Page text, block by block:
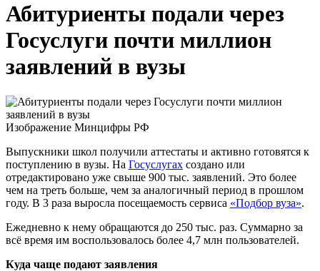
Абитуриенты подали через
Госуслуги почти миллион
заявлений в вузы
Изображение Минцифры РФ
Выпускники школ получили аттестаты и активно готовятся к
поступлению в вузы. На Госуслугах создано или
отредактировано уже свыше 900 тыс. заявлений. Это более
чем на треть больше, чем за аналогичный период в прошлом
году. В 3 раза выросла посещаемость сервиса «Подбор вуза».
Ежедневно к нему обращаются до 250 тыс. раз. Суммарно за
всё время им воспользовалось более 4,7 млн пользователей.
Куда чаще подают заявления